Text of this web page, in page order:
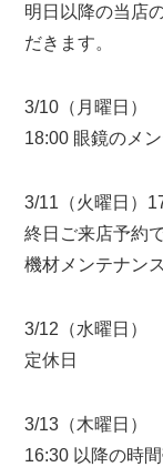
明日以降の当店
だきます。
3/10（月曜日）
18:00 眼鏡のメ
3/11（火曜日）
終日ご来店予約
機材メンテナン
3/12（水曜日）
定休日
3/13（木曜日）
16:30 以降の時